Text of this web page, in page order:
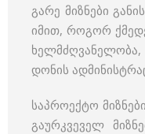
გარე მიზნები
იმით, როგორ
დონის
საპროექტო
გაურკვეველ